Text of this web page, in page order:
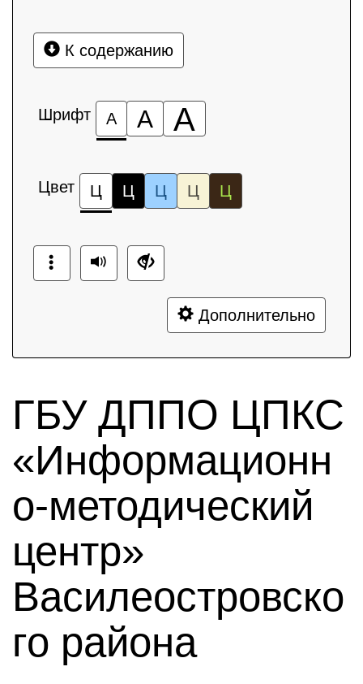
К содержанию
Шрифт А А А
Цвет Ц Ц Ц Ц Ц
Дополнительно
ГБУ ДППО ЦПКС
«Информационн
о-методический
центр»
Василеостровско
го района